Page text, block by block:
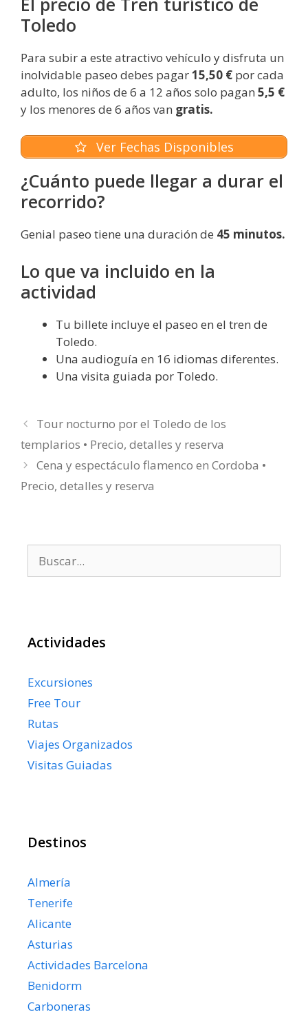
Toledo
Para subir a este atractivo vehículo y disfruta un
inolvidable paseo debes pagar15,50 € por cada
adulto, los niños de 6 a 12 años solo pagan 5,5 €
y los menores de 6 años van gratis.
Ver Fechas Disponibles
¿Cuánto puede llegar a durar el
recorrido?
Genial paseo tiene una duración de 45 minutos.
Lo que va incluido en la
actividad
Tu billete incluye el paseo en el tren de
Toledo.
Una audioguía en 16 idiomas diferentes.
Una visita guiada por Toledo.
Tour nocturno por el Toledo de los
templarios • Precio, detalles y reserva
Cena y espectáculo flamenco en Cordoba •
Precio, detalles y reserva
Actividades
Excursiones
Free Tour
Rutas
Viajes Organizados
Visitas Guiadas
Destinos
Almería
Tenerife
Alicante
Asturias
Actividades Barcelona
Benidorm
Carboneras